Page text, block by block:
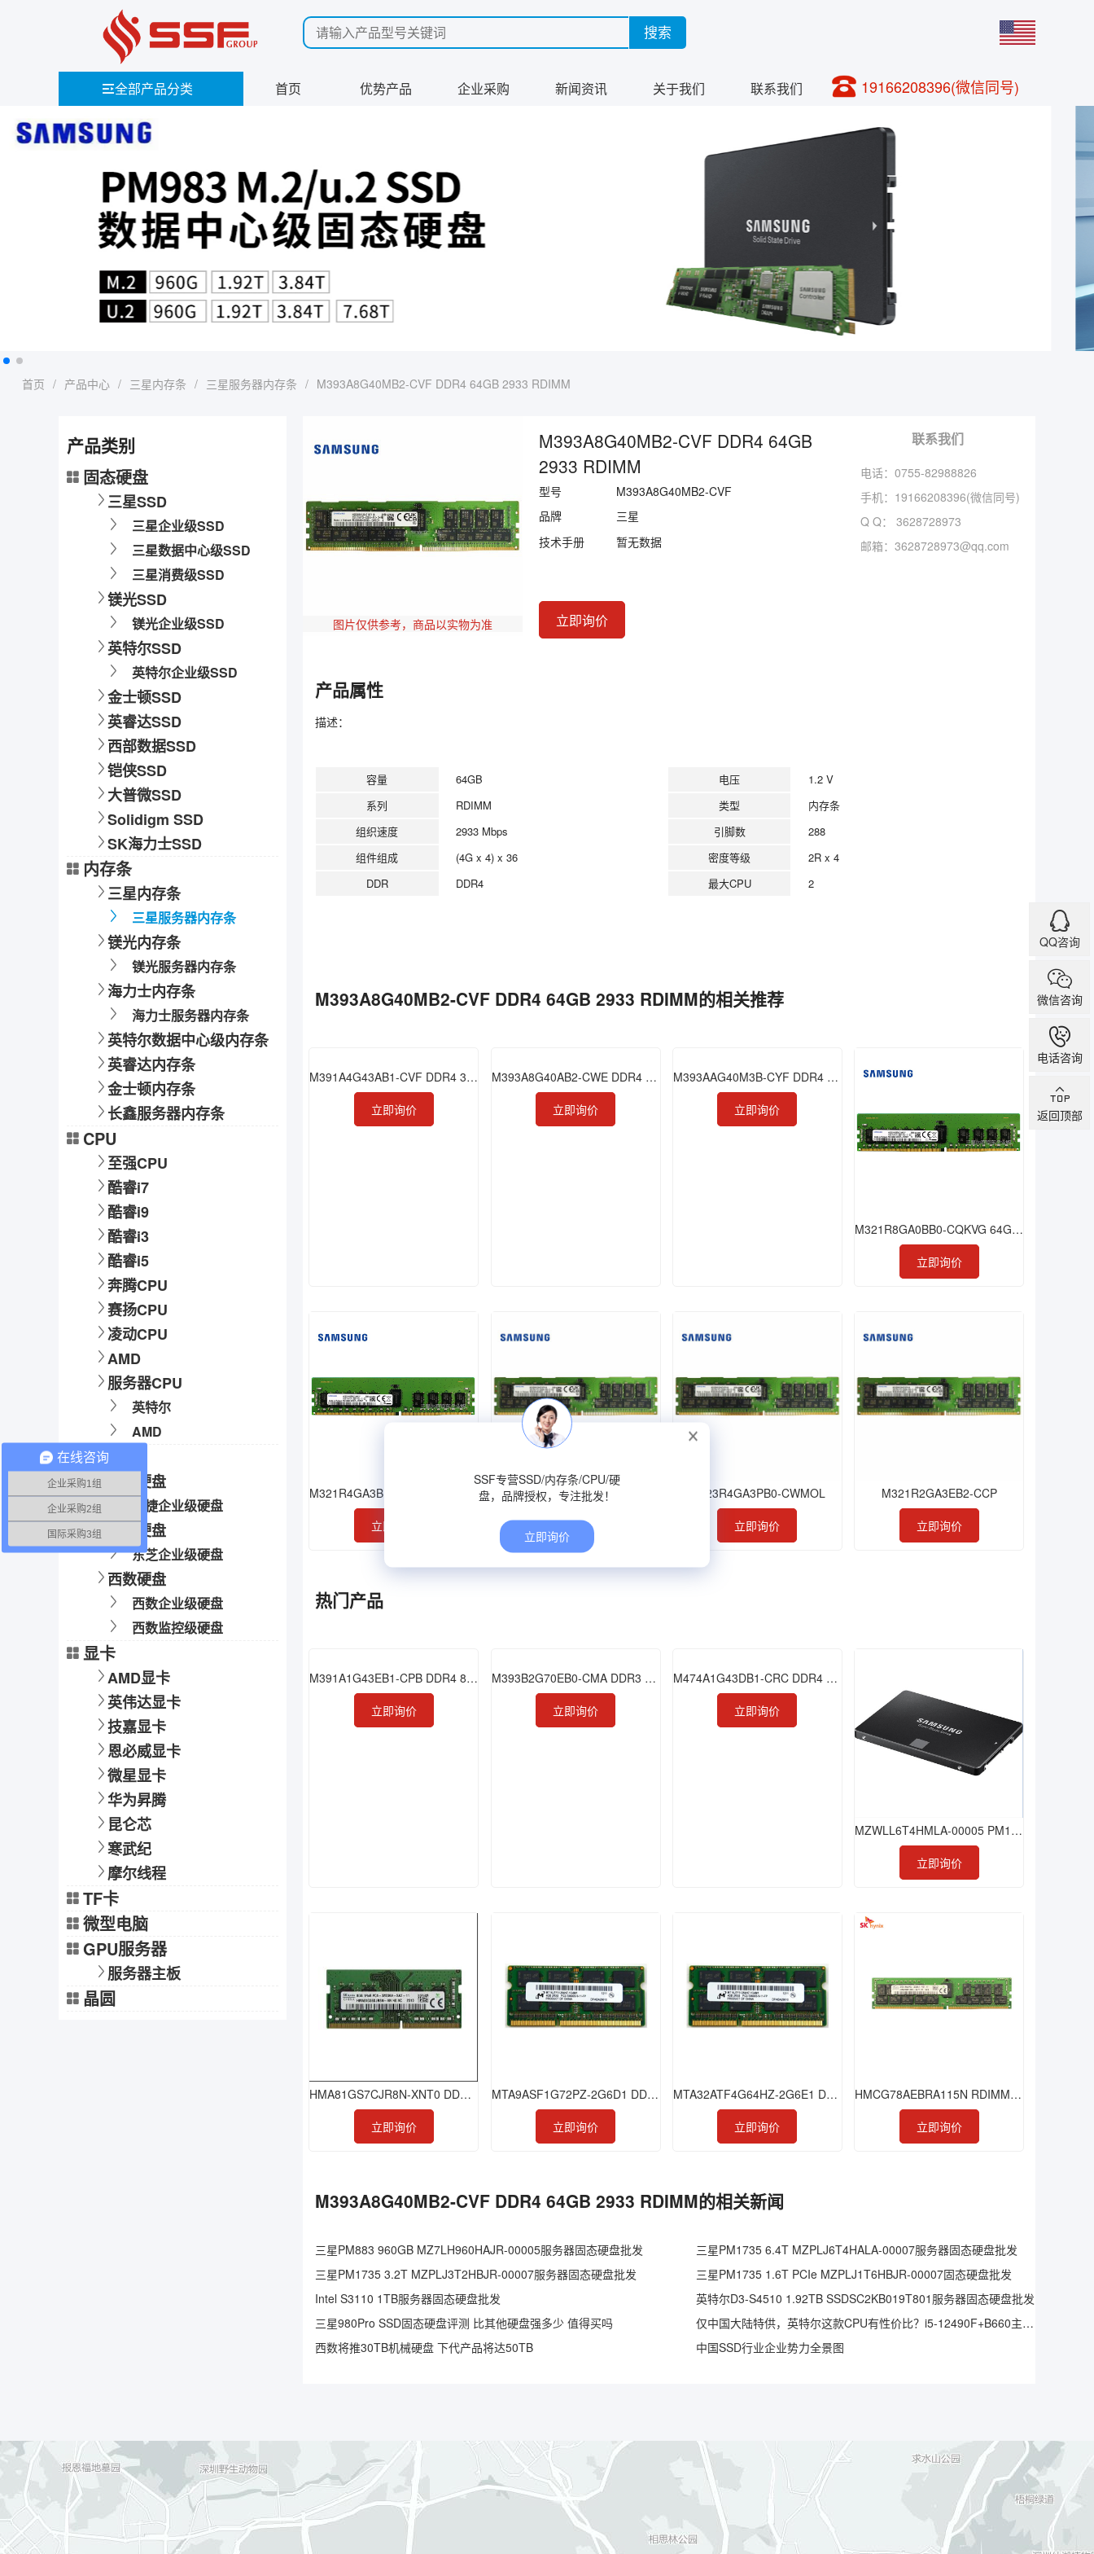
19166208396(微信同号)
全部产品分类 首页 优势产品 企业采购 新闻资讯 关于我们 联系我们
首页 / 产品中心 / 三星内存条 / 三星服务器内存条 / M393A8G40MB2-CVF DDR4 64GB 2933 RDIMM
产品类别
固态硬盘
三星SSD
三星企业级SSD
三星数据中心级SSD
三星消费级SSD
镁光SSD
镁光企业级SSD
英特尔SSD
英特尔企业级SSD
金士顿SSD
英睿达SSD
西部数据SSD
铠侠SSD
大普微SSD
Solidigm SSD
SK海力士SSD
内存条
三星内存条
三星服务器内存条
镁光内存条
镁光服务器内存条
海力士内存条
海力士服务器内存条
英特尔数据中心级内存条
英睿达内存条
金士顿内存条
长鑫服务器内存条
CPU
至强CPU
酷睿i7
酷睿i9
酷睿i3
酷睿i5
奔腾CPU
赛扬CPU
凌动CPU
AMD
服务器CPU
英特尔
AMD
硬盘
希捷硬盘
希捷企业级硬盘
东芝硬盘
东芝企业级硬盘
西数硬盘
西数企业级硬盘
西数监控级硬盘
显卡
AMD显卡
英伟达显卡
技嘉显卡
恩必威显卡
微星显卡
华为昇腾
昆仑芯
寒武纪
摩尔线程
TF卡
微型电脑
GPU服务器
服务器主板
晶圆
图片仅供参考，商品以实物为准
M393A8G40MB2-CVF DDR4 64GB
2933 RDIMM
型号
M393A8G40MB2-CVF
品牌
三星
技术手册
暂无数据
立即询价
联系我们
电话：0755-82988826
手机： 19166208396(微信同号)
Q Q： 3628728973
邮箱： 3628728973@qq.com
产品属性
描述：
容量 64GB 电压
1.2 V
系列
RDIMM 类型
内存条
组织速度
2933 Mbps 引脚数
288
组件组成
(4G x 4) x 36 密度等级
2R x 4
DDR
DDR4 最大CPU 2
M393A8G40MB2-CVF DDR4 64GB 2933 RDIMM的相关推荐
M391A4G43AB1-CVF DDR4 32GB 2933 ECC UDIMM
立即询价
M393A8G40AB2-CWE DDR4 64GB 3200 RDIMM
立即询价
M393AAG40M3B-CYF DDR4 128GB 2933 RDIMM
立即询价
M321R8GA0BB0-CQKVG 64GB 4800 DDR5 RDIMM
立即询价
立即询价
M321R4GA0PB0-CWM
立即询价
M323R4GA3PB0-CWMOL
立即询价
M321R2GA3EB2-CCP
立即询价
热门产品
M391A1G43EB1-CPB DDR4 8GB 2133 ECC UDIMM
立即询价
M393B2G70EB0-CMA DDR3 16GB 1866 RDIMM
立即询价
M474A1G43DB1-CRC DDR4 8GB 2400 ECC SODIMM
立即询价
MZWLL6T4HMLA-00005 PM1725b 6.4TB SSD
立即询价
HMA81GS7CJR8N-XNT0 DDR4 8GB 3200 ECC-SODIMM
立即询价
MTA9ASF1G72PZ-2G6D1 DDR4 8GB 2666 RDIMM
立即询价
MTA32ATF4G64HZ-2G6E1 DDR4 32GB 2666 SODIMM
立即询价
HMCG78AEBRA115N RDIMM DDR5-4800 16GB 1Rx8
立即询价
M393A8G40MB2-CVF DDR4 64GB 2933 RDIMM的相关新闻
三星PM883 960GB MZ7LH960HAJR-00005服务器固态硬盘批发
三星PM1735 6.4T MZPLJ6T4HALA-00007服务器固态硬盘批发
三星PM1735 3.2T MZPLJ3T2HBJR-00007服务器固态硬盘批发
三星PM1735 1.6T PCIe MZPLJ1T6HBJR-00007固态硬盘批发
Intel S3110 1TB服务器固态硬盘批发
英特尔D3-S4510 1.92TB SSDSC2KB019T801服务器固态硬盘批发
三星980Pro SSD固态硬盘评测 比其他硬盘强多少 值得买吗
仅中国大陆特供，英特尔这款CPU有性价比？i5-12490F+B660主板实测
西数将推30TB机械硬盘 下代产品将达50TB
中国SSD行业企业势力全景图
QQ咨询
微信咨询
电话咨询
返回顶部
SSF专营SSD/内存条/CPU/硬
盘，品牌授权，专注批发！
立即询价
在线咨询
企业采购1组
企业采购2组
国际采购3组